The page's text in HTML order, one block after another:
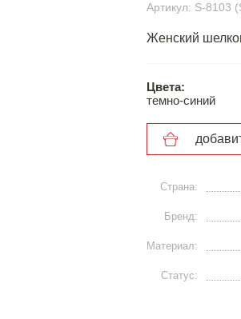
Артикул: S-8103
Женский
Цвета:
темно-синий
Страна:
Бренд:
Материал:
Статус: